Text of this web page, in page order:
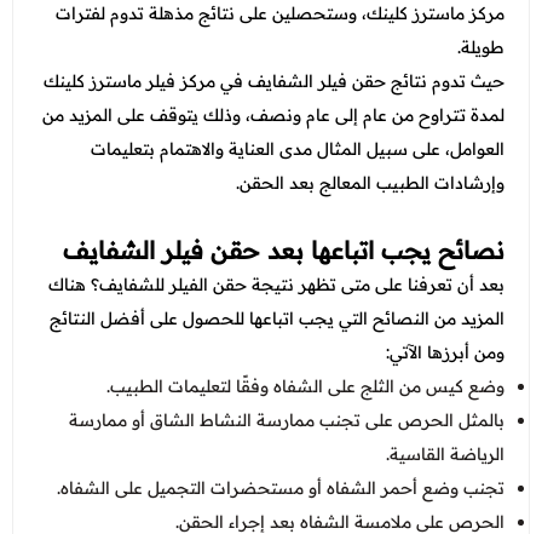
مركز ماسترز كلينك، وستحصلين على نتائج مذهلة تدوم لفترات
طويلة.
حيث تدوم نتائج حقن فيلر الشفايف في مركز فيلر ماسترز كلينك
لمدة تتراوح من عام إلى عام ونصف، وذلك يتوقف على المزيد من
العوامل، على سبيل المثال مدى العناية والاهتمام بتعليمات
وإرشادات الطبيب المعالج بعد الحقن.
نصائح يجب اتباعها بعد حقن فيلر الشفايف
بعد أن تعرفنا علىمتى تظهر نتيجة حقن الفيلر للشفايف؟ هناك
المزيد من النصائح التي يجب اتباعها للحصول على أفضل النتائج
ومن أبرزها الآتي:
وضع كيس من الثلج على الشفاه وفقًا لتعليمات الطبيب.
بالمثل الحرص على تجنب ممارسة النشاط الشاق أو ممارسة
الرياضة القاسية.
تجنب وضع أحمر الشفاه أو مستحضرات التجميل على الشفاه.
الحرص على ملامسة الشفاه بعد إجراء الحقن.